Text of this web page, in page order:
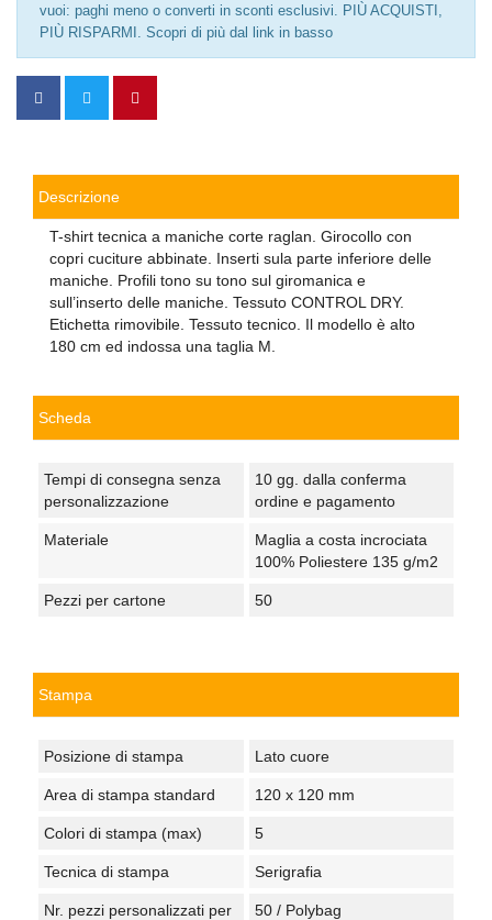
vuoi: paghi meno o converti in sconti esclusivi. PIÙ ACQUISTI,
PIÙ RISPARMI. Scopri di più dal link in basso
Descrizione
T-shirt tecnica a maniche corte raglan. Girocollo con
copri cuciture abbinate. Inserti sula parte inferiore delle
maniche. Profili tono su tono sul giromanica e
sull’inserto delle maniche. Tessuto CONTROL DRY.
Etichetta rimovibile. Tessuto tecnico. Il modello è alto
180 cm ed indossa una taglia M.
Scheda
Tempi di consegna senza
personalizzazione
10 gg. dalla conferma
ordine e pagamento
Materiale
Maglia a costa incrociata
100% Poliestere 135 g/m2
Pezzi per cartone 50
Stampa
Posizione di stampa Lato cuore
Area di stampa standard 120 x 120 mm
Colori di stampa (max) 5
Tecnica di stampa Serigrafia
Nr. pezzi personalizzati per
50 / Polybag